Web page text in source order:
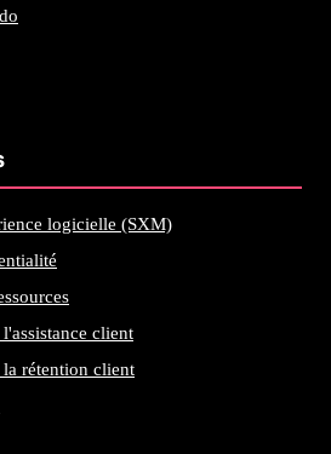
logicielle (SXM)
client
rétention client